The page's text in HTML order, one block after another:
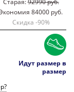
84000 руб.
Скидка -90%
Идут размер в
размер